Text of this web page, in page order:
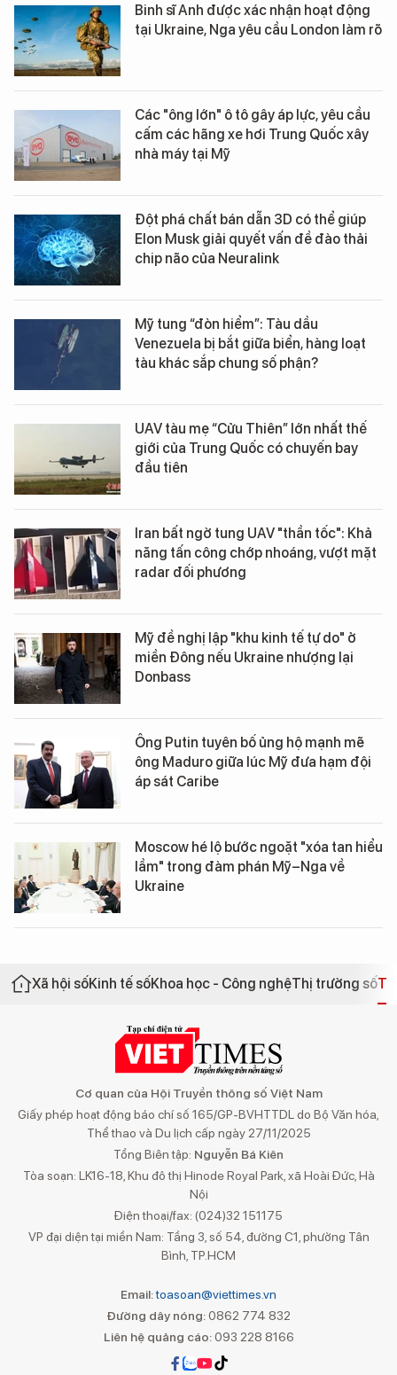
Binh sĩ Anh được xác nhận hoạt động
tại Ukraine, Nga yêu cầu London làm rõ
Các "ông lớn" ô tô gây áp lực, yêu cầu
cấm các hãng xe hơi Trung Quốc xây
nhà máy tại Mỹ
Đột phá chất bán dẫn 3D có thể giúp
Elon Musk giải quyết vấn đề đào thải
chip não của Neuralink
Mỹ tung “đòn hiểm”: Tàu dầu
Venezuela bị bắt giữa biển, hàng loạt
tàu khác sắp chung số phận?
UAV tàu mẹ “Cửu Thiên” lớn nhất thế
giới của Trung Quốc có chuyến bay
đầu tiên
Iran bất ngờ tung UAV "thần tốc": Khả
năng tấn công chớp nhoáng, vượt mặt
radar đối phương
Mỹ đề nghị lập "khu kinh tế tự do" ở
miền Đông nếu Ukraine nhượng lại
Donbass
Ông Putin tuyên bố ủng hộ mạnh mẽ
ông Maduro giữa lúc Mỹ đưa hạm đội
áp sát Caribe
Moscow hé lộ bước ngoặt "xóa tan hiểu
lầm" trong đàm phán Mỹ–Nga về
Ukraine
Xã hội sốKinh tế sốKhoa học - Công nghệThị trường số
Cơ quan của Hội Truyền thông số Việt Nam
Giấy phép hoạt động báo chí số 165/GP-BVHTTDL do Bộ Văn hóa,
Thể thao và Du lịch cấp ngày 27/11/2025
Tổng Biên tập: Nguyễn Bá Kiên
Tòa soạn: LK16-18, Khu đô thị Hinode Royal Park, xã Hoài Đức, Hà
Nội
Điện thoại/fax: (024)32 151175
VP đại diện tại miền Nam: Tầng 3, số 54, đường C1, phường Tân
Bình, TP.HCM
Email:toasoan@viettimes.vn
Đường dây nóng: 0862 774 832
Liên hệ quảng cáo:093 228 8166